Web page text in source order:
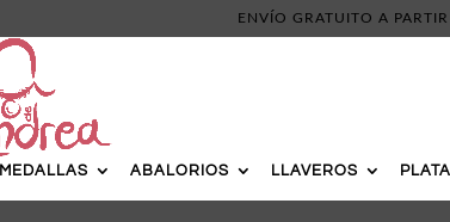
ENVÍO GRATUITO A
MEDALLAS ABALORIOS LLAVEROS PLATA